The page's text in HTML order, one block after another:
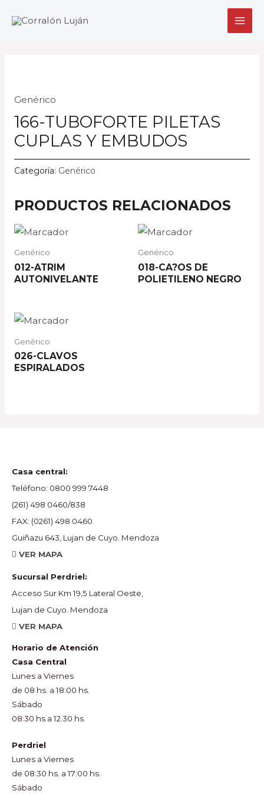
Genérico
166-TUBOFORTE PILETAS
CUPLAS Y EMBUDOS
Categoría: Genérico
PRODUCTOS RELACIONADOS
Genérico
012-ATRIM
AUTONIVELANTE
Genérico
018-CA?OS DE
POLIETILENO NEGRO
Genérico
026-CLAVOS
ESPIRALADOS
Casa central:
Teléfono: 0800 999 7448
(261) 498 0460/838
FAX: (0261) 498 0460
Guiñazu 643, Lujan de Cuyo. Mendoza
VER MAPA
Sucursal Perdriel:
Acceso Sur Km 19,5 Lateral Oeste,
Lujan de Cuyo. Mendoza
VER MAPA
Horario de Atención
Casa Central
Lunes a Viernes
de 08 hs. a 18:00 hs.
Sábado
08:30 hs a 12.30 hs.
Perdriel
Lunes a Viernes
de 08:30 hs. a 17:00 hs.
Sábado